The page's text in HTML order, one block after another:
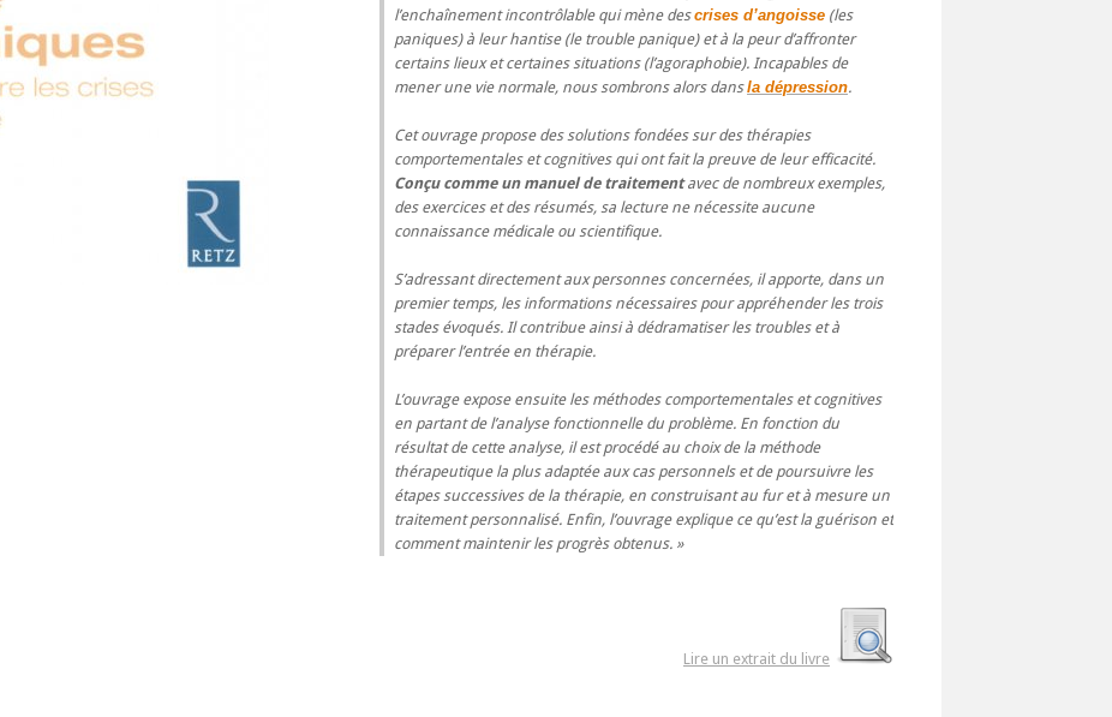
l’enchaînement incontrôlable qui mène descrises d’angoisse (les
paniques) à leur hantise (le trouble panique) et à la peur d’affronter
certains lieux et certaines situations (l’agoraphobie). Incapables de
mener une vie normale, nous sombrons alors dansla dépression.
Cet ouvrage propose des solutions fondées sur des thérapies
comportementales et cognitives qui ont fait la preuve de leur efficacité.
Conçu comme un manuel de traitementavec de nombreux exemples,
des exercices et des résumés, sa lecture ne nécessite aucune
connaissance médicale ou scientifique.
S’adressant directement aux personnes concernées, il apporte, dans un
premier temps, les informations nécessaires pour appréhender les trois
stades évoqués. Il contribue ainsi à dédramatiser les troubles et à
préparer l’entrée en thérapie.
L’ouvrage expose ensuite les méthodes comportementales et cognitives
en partant de l’analyse fonctionnelle du problème. En fonction du
résultat de cette analyse, il est procédé au choix de la méthode
thérapeutique la plus adaptée aux cas personnels et de poursuivre les
étapes successives de la thérapie, en construisant au fur et à mesure un
traitement personnalisé. Enfin, l’ouvrage explique ce qu’est la guérison et
comment maintenir les progrès obtenus.
Lire un extrait du livre